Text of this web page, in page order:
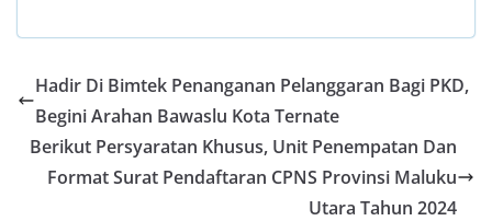
e
b
o
o
k
at
s
A
p
p
itt
er
e
gr
a
m
ar
e
Hadir Di Bimtek Penanganan Pelanggaran Bagi PKD,
Begini Arahan Bawaslu Kota Ternate
Berikut Persyaratan Khusus, Unit Penempatan Dan
Format Surat Pendaftaran CPNS Provinsi Maluku
Utara Tahun 2024